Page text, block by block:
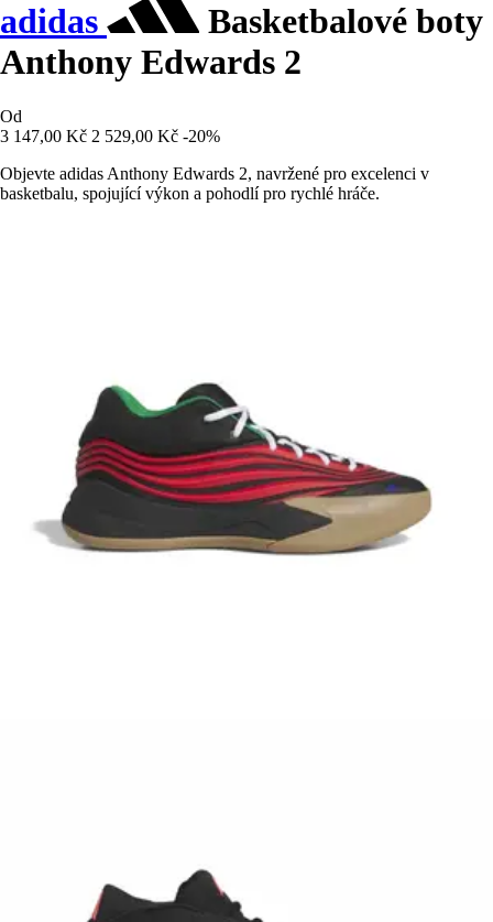
adidas
Basketbalové boty
Anthony Edwards 2
Od
3 147,00 Kč 2 529,00 Kč -20%
Objevte adidas Anthony Edwards 2, navržené pro excelenci v
basketbalu, spojující výkon a pohodlí pro rychlé hráče.